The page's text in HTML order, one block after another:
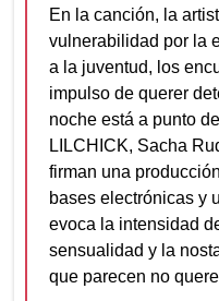
En la canción, la
vulnerabilidad por la
a la juventud, los
impulso de querer
noche está a punto
LILCHICK, Sacha
firman una
bases electrónicas y
evoca la intensidad
sensualidad y la
que parecen no